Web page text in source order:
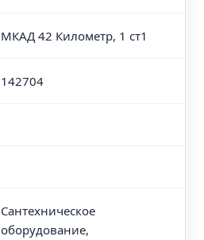
МКАД 42 Километр, 1 ст1
142704
Сантехническое
оборудование,